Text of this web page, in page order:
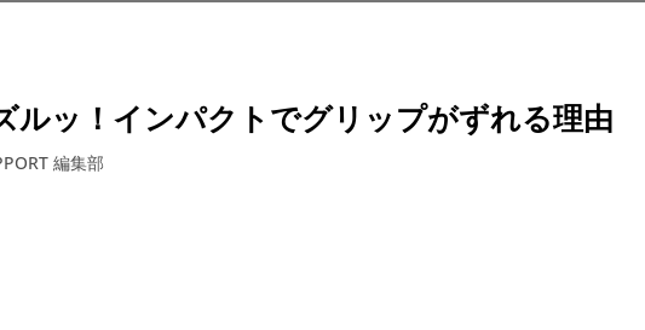
ルッ！インパクトでグリップがずれる理由
編集部